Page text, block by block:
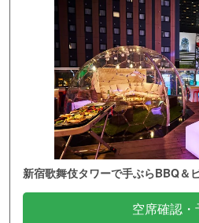
新宿歌舞伎タワーで手ぶらBBQ＆
空席確認・